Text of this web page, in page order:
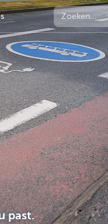
past.